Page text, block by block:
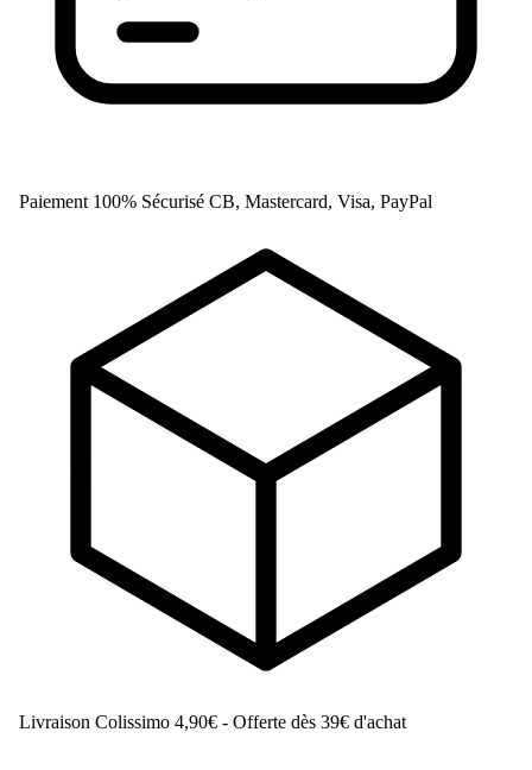
Paiement 100% Sécurisé CB, Mastercard, Visa, PayPal
Livraison Colissimo 4,90€ - Offerte dès 39€ d'achat